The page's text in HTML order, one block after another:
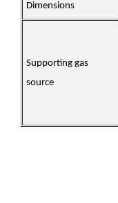
Dimensions
Supporting gas
source